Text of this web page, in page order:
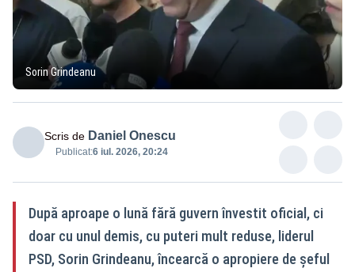
Sorin Grindeanu
Scris de Daniel Onescu
Publicat:6 iul. 2026, 20:24
După aproape o lună fără guvern învestit oficial, ci
doar cu unul demis, cu puteri mult reduse, liderul
PSD, Sorin Grindeanu, încearcă o apropiere de șeful